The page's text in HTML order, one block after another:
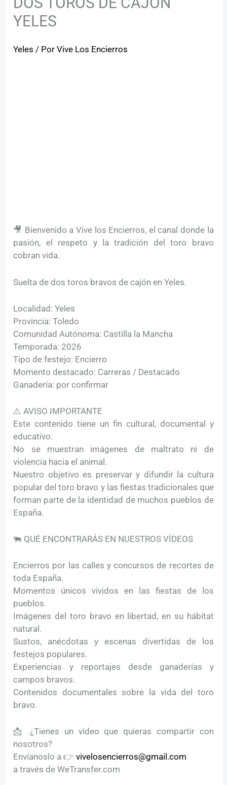
YELES
Yeles / PorVive Los Encierros
🎥 Bienvenido a Vive los Encierros, el canal donde la
pasión, el respeto y la tradición del toro bravo
cobran vida.
Suelta de dos toros bravos de cajón en Yeles.
Localidad: Yeles
Provincia: Toledo
Comunidad Autónoma: Castilla la Mancha
Temporada: 2026
Tipo de festejo: Encierro
Momento destacado: Carreras / Destacado
Ganadería: por confirmar
⚠️ AVISO IMPORTANTE
Este contenido tiene un fin cultural, documental y
educativo.
No se muestran imágenes de maltrato ni de
violencia hacia el animal.
Nuestro objetivo es preservar y difundir la cultura
popular del toro bravo y las fiestas tradicionales que
forman parte de la identidad de muchos pueblos de
España.
🐃 QUÉ ENCONTRARÁS EN NUESTROS VÍDEOS
Encierros por las calles y concursos de recortes de
toda España.
Momentos únicos vividos en las fiestas de los
pueblos.
Imágenes del toro bravo en libertad, en su hábitat
natural.
Sustos, anécdotas y escenas divertidas de los
festejos populares.
Experiencias y reportajes desde ganaderías y
campos bravos.
Contenidos documentales sobre la vida del toro
bravo.
📩 ¿Tienes un vídeo que quieras compartir con
nosotros?
Envíanoslo a 👉vivelosencierros@gmail.com
a través de WeTransfer.com